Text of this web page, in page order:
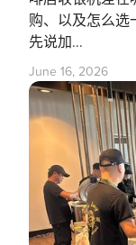
购、以及怎么选
先说加...
June 16, 2026